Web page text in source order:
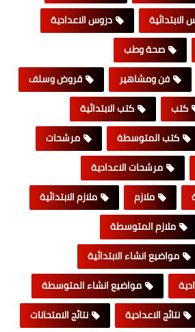
الابتدائية
دروس الاعدادية
صحة وطب
فن ومشاهير
قروض وسلف
كتب
كتب الابتدائية
كتب المتوسطة
مرشحات
مرشحات الاعدادية
ملازم
ملازم الابتدائية
ملازم المتوسطة
مواضيع انشاء الابتدائية
مواضيع انشاء المتوسطة
نتائج الاعدادية
نتائج الامتحانات